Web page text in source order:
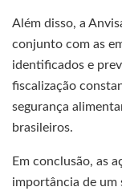
Além disso, a
conjunto com as
identificados e
fiscalização
segurança
brasileiros.
Em conclusão, as
importância de um